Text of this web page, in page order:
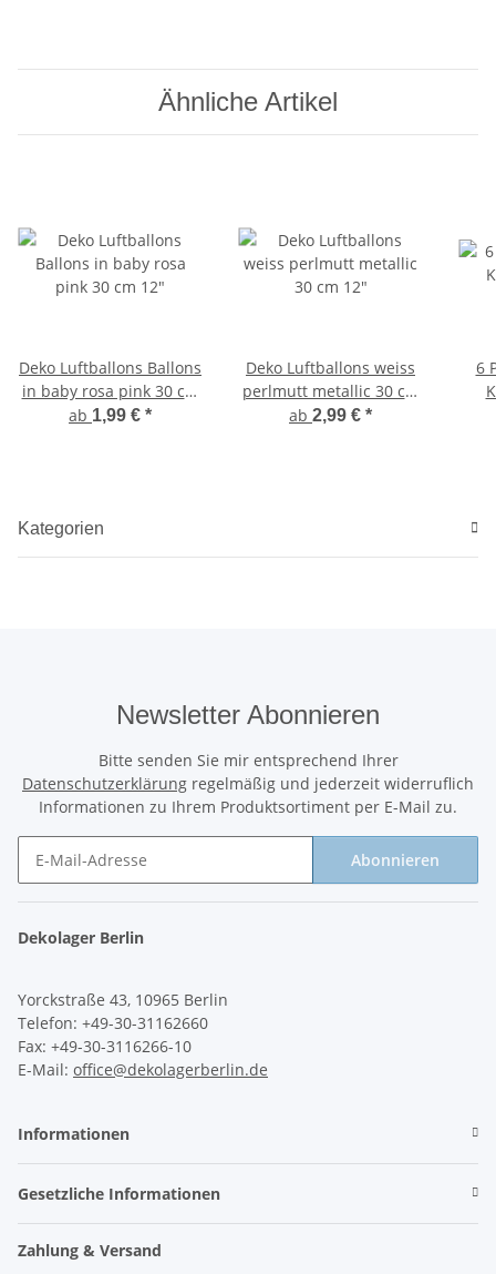
Ähnliche Artikel
Deko Luftballons Ballons
in baby rosa pink 30 cm
12"
ab 1,99 € *
Deko Luftballons weiss
perlmutt metallic 30 cm
12"
ab 2,99 € *
6
Kategorien
Newsletter Abonnieren
Bitte senden Sie mir entsprechend Ihrer
Datenschutzerklärung regelmäßig und jederzeit widerruflich
Informationen zu Ihrem Produktsortiment per E-Mail zu.
Abonnieren
Dekolager Berlin
Yorckstraße 43, 10965 Berlin
Telefon: +49-30-31162660
Fax: +49-30-3116266-10
E-Mail: office@dekolagerberlin.de
Informationen
Gesetzliche Informationen
Zahlung & Versand